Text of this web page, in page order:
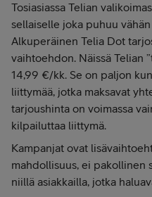
Tosiasiassa Telian
sellaiselle joka puhuu
Alkuperäinen Telia Dot
vaihtoehdon. Näissä Telian
14,99 €/kk. Se on paljon
liittymää, jotka maksavat
tarjoushinta on voimassa
kilpailuttaa liittymä.
Kampanjat ovat
mahdollisuus, ei pakollinen
niillä asiakkailla, jotka